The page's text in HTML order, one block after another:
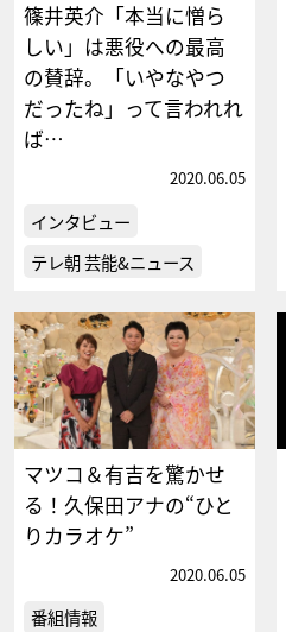
篠井英介「本当に憎ら
しい」は悪役への最高
の賛辞。「いやなやつ
だったね」って言われれ
ば…
2020.06.05
インタビュー
テレ朝 芸能&ニュース
マツコ＆有吉を驚かせ
る！久保田アナの“ひと
りカラオケ”
2020.06.05
番組情報